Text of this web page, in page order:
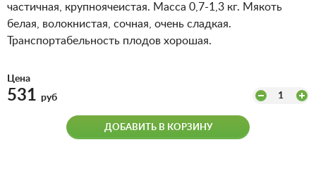
частичная, крупноячеистая. Масса 0,7-1,3 кг. Мякоть
белая, волокнистая, сочная, очень сладкая.
Транспортабельность плодов хорошая.
Цена
531 руб 1
ДОБАВИТЬ В КОРЗИНУ